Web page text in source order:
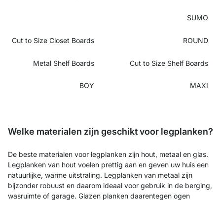
SUMO
Cut to Size Closet Boards ROUND
Metal Shelf Boards Cut to Size Shelf Boards
BOY MAXI
Welke materialen zijn geschikt voor legplanken?
De beste materialen voor legplanken zijn hout, metaal en glas.
Legplanken van hout voelen prettig aan en geven uw huis een
natuurlijke, warme uitstraling. Legplanken van metaal zijn
bijzonder robuust en daarom ideaal voor gebruik in de berging,
wasruimte of garage. Glazen planken daarentegen ogen